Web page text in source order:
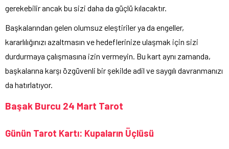
gerekebilir ancak bu sizi daha da güçlü kılacaktır.
Başkalarından gelen olumsuz eleştiriler ya da engeller,
kararlılığınızı azaltmasın ve hedeflerinize ulaşmak için sizi
durdurmaya çalışmasına izin vermeyin. Bu kart aynı zamanda,
başkalarına karşı özgüvenli bir şekilde adil ve saygılı davranmanızı
da hatırlatıyor.
Başak Burcu 24 Mart Tarot
Günün Tarot Kartı: Kupaların Üçlüsü